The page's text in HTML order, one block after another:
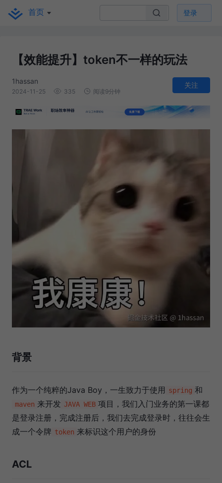
首页 登录
【效能提升】token不一样的玩法
1hassan
2024-11-25 335 阅读9分钟
关注
背景
作为一个纯粹的Java Boy，一生致力于使用 spring 和
maven 来开发 JAVA WEB 项目，我们入门业务的第一课都
是登录注册，完成注册后，我们去完成登录时，往往会生
成一个令牌 token 来标识这个用户的身份
ACL